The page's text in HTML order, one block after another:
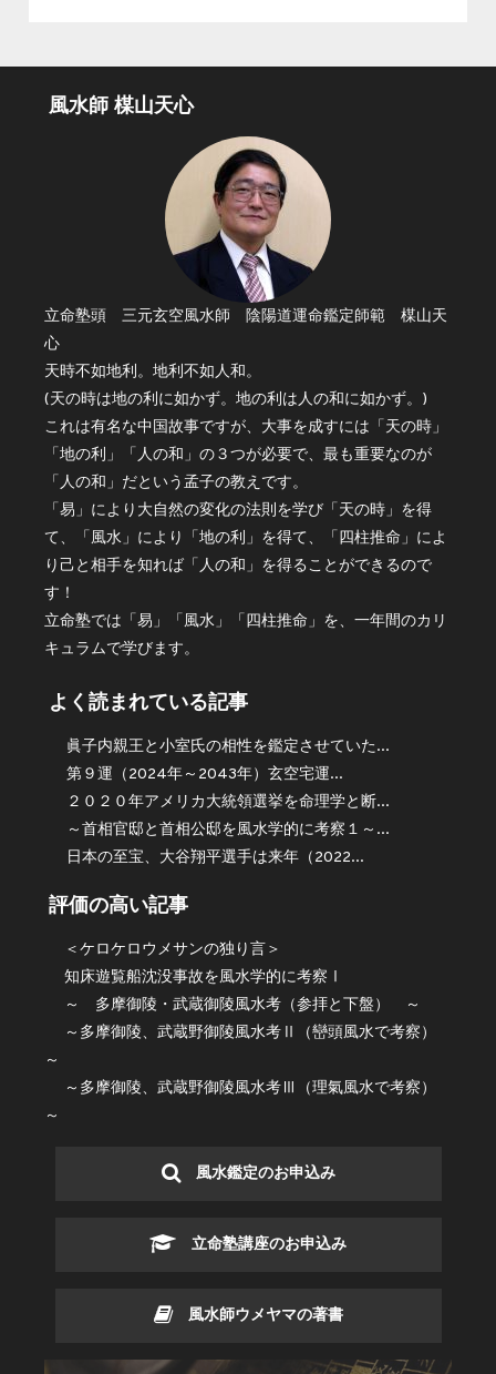
風水師 楳山天心
立命塾頭 三元玄空風水師 陰陽道運命鑑定師範 楳山天
心
天時不如地利。地利不如人和。
(天の時は地の利に如かず。地の利は人の和に如かず。)
これは有名な中国故事ですが、大事を成すには「天の時」
「地の利」「人の和」の３つが必要で、最も重要なのが
「人の和」だという孟子の教えです。
「易」により大自然の変化の法則を学び「天の時」を得
て、「風水」により「地の利」を得て、「四柱推命」によ
り己と相手を知れば「人の和」を得ることができるので
す！
立命塾では「易」「風水」「四柱推命」を、一年間のカリ
キュラムで学びます。
よく読まれている記事
眞子内親王と小室氏の相性を鑑定させていた...
第９運（2024年～2043年）玄空宅運...
２０２０年アメリカ大統領選挙を命理学と断...
～首相官邸と首相公邸を風水学的に考察１～...
日本の至宝、大谷翔平選手は来年（2022...
評価の高い記事
＜ケロケロウメサンの独り言＞
知床遊覧船沈没事故を風水学的に考察Ⅰ
～ 多摩御陵・武蔵御陵風水考（参拝と下盤） ～
～多摩御陵、武蔵野御陵風水考Ⅱ（巒頭風水で考察）
～
～多摩御陵、武蔵野御陵風水考Ⅲ（理氣風水で考察）
～
風水鑑定のお申込み
立命塾講座のお申込み
風水師ウメヤマの著書